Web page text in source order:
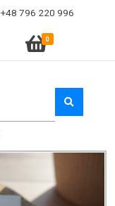
+48 796 220 996
0